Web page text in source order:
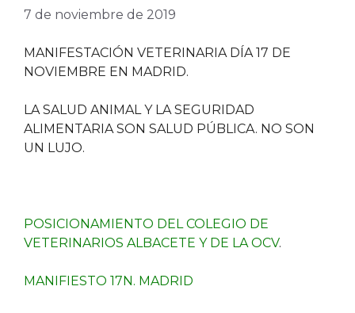
7 de noviembre de 2019
MANIFESTACIÓN VETERINARIA DÍA 17 DE
NOVIEMBRE EN MADRID.
LA SALUD ANIMAL Y LA SEGURIDAD
ALIMENTARIA SON SALUD PÚBLICA. NO SON
UN LUJO.
POSICIONAMIENTO DEL COLEGIO DE
VETERINARIOS ALBACETE Y DE LA OCV.
MANIFIESTO 17N. MADRID